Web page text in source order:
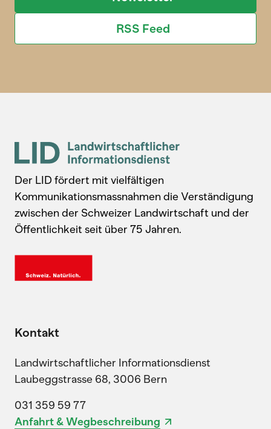
RSS Feed
Der LID fördert mit vielfältigen
Kommunikationsmassnahmen die Verständigung
zwischen der Schweizer Landwirtschaft und der
Öffentlichkeit seit über 75 Jahren.
Kontakt
Landwirtschaftlicher Informationsdienst
Laubeggstrasse 68, 3006 Bern
031 359 59 77
Anfahrt & Wegbeschreibung